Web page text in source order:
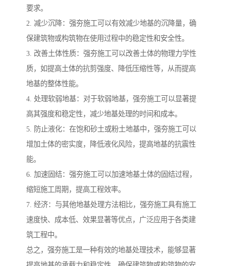
要求。
2. 减少沉降：强夯施工可以有效减少地基的沉降量，确
保建筑物或构筑物在使用过程中的稳定性和安全性。
3. 改善土体性质：强夯施工可以改善土体的物理力学性
质，如提高土体的抗剪强度、降低压缩性等，从而提高
地基的整体性能。
4. 处理软弱地基：对于软弱地基，强夯施工可以显著提
高其强度和稳定性，减少地基处理的时间和成本。
5. 防止液化：在饱和砂土或粉土地基中，强夯施工可以
增加土体的密实度，降低液化风险，提高地基的抗震性
能。
6. 加速固结：强夯施工可以加速地基土体的固结过程，
缩短施工周期，提高工程效率。
7. 经济：与其他地基处理方法相比，强夯施工具有施工
速度快、成本低、效果显著等优点，广泛应用于各类建
筑工程中。
总之，强夯施工是一种有效的地基处理技术，能够显著